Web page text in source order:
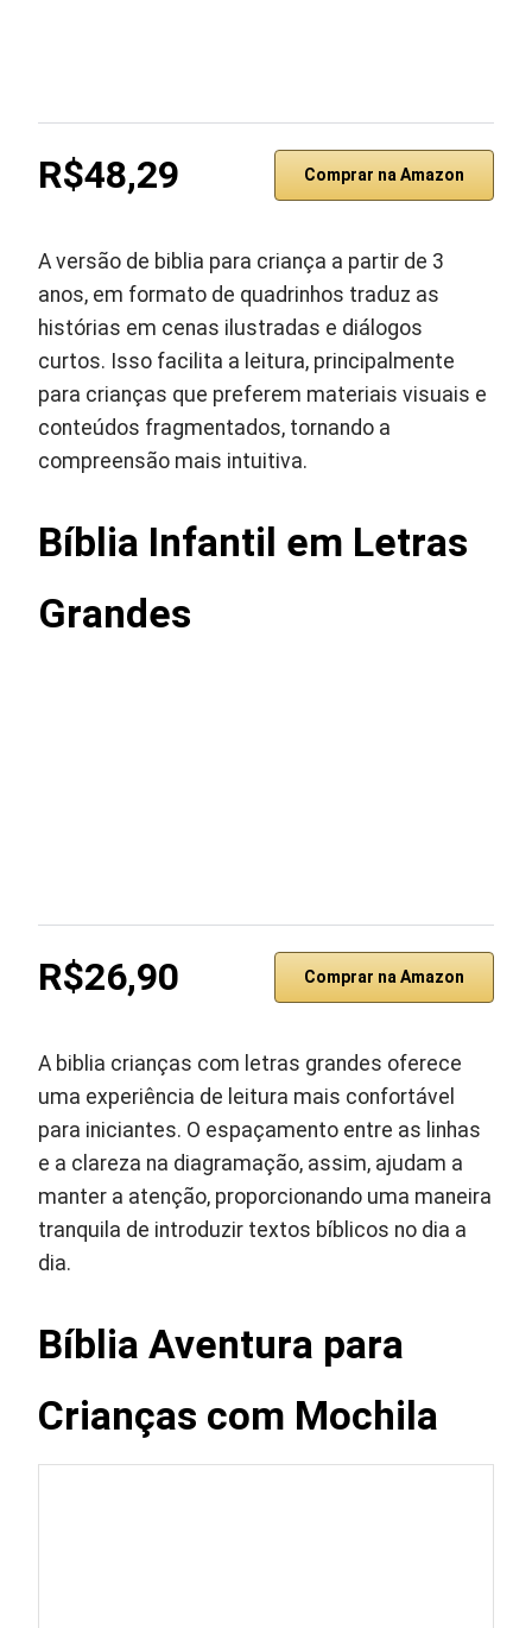
R$48,29 Comprar na Amazon
A versão de biblia para criança a partir de 3
anos, em formato de quadrinhos traduz as
histórias em cenas ilustradas e diálogos
curtos. Isso facilita a leitura, principalmente
para crianças que preferem materiais visuais e
conteúdos fragmentados, tornando a
compreensão mais intuitiva.
Bíblia Infantil em Letras
Grandes
R$26,90 Comprar na Amazon
A biblia crianças com letras grandes oferece
uma experiência de leitura mais confortável
para iniciantes. O espaçamento entre as linhas
e a clareza na diagramação, assim, ajudam a
manter a atenção, proporcionando uma maneira
tranquila de introduzir textos bíblicos no dia a
dia.
Bíblia Aventura para
Crianças com Mochila